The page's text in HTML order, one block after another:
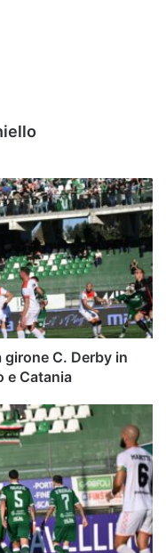
C. Derby in
e Catania